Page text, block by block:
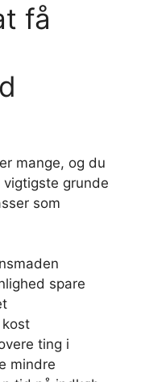
få
mange, og du
grunde
som
spare
ting i
mindre